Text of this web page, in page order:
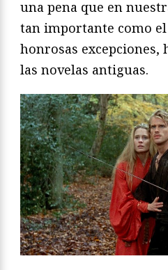
una pena que en
tan importante como
honrosas excepciones,
las novelas antiguas.